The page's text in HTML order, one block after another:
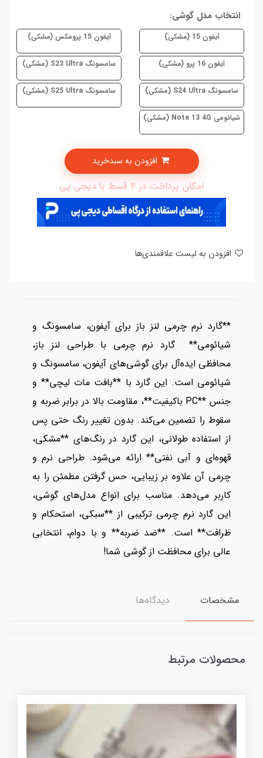
انتخاب مدل گوشی:
آیفون 15 (مشکی) آیفون 15 پرومکس (مشکی)
آیفون 16 پرو (مشکی) سامسونگ S23 Ultra (مشکی)
سامسونگ S24 Ultra (مشکی) سامسونگ S25 Ultra (مشکی)
شیائومی Note 13 4G (مشکی)
امکان پرداخت در 4 قسط با دیجی پی
**گارد نرم چرمی لنز باز برای آیفون، سامسونگ و
شیائومی** گارد نرم چرمی با طراحی لنز باز،
محافظی ایده‌آل برای گوشی‌های آیفون، سامسونگ و
شیائومی است. این گارد با **بافت مات لیچی** و
جنس **PC باکیفیت**، مقاومت بالا در برابر ضربه و
سقوط را تضمین می‌کند. بدون تغییر رنگ حتی پس
از استفاده طولانی، این گارد در رنگ‌های **مشکی،
قهوه‌ای و آبی نفتی** ارائه می‌شود. طراحی نرم و
چرمی آن علاوه بر زیبایی، حس گرفتن مطمئن را به
کاربر می‌دهد. مناسب برای انواع مدل‌های گوشی،
این گارد نرم چرمی ترکیبی از **سبکی، استحکام و
ظرافت** است. **ضد ضربه** و با دوام، انتخابی
عالی برای محافظت از گوشی شما!
مشخصات دیدگاه‌ها
محصولات مرتبط